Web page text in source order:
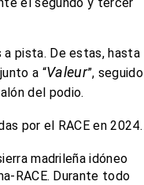
el segundo y tercer
a pista. De estas, hasta
a “Valeur”, seguido
del podio.
por el RACE en 2024.
madrileña idóneo
RACE. Durante todo